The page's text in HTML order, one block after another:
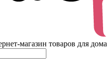
магазин товаров для дома